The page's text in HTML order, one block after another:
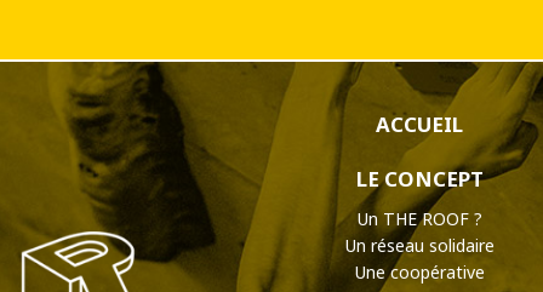
ACCUEIL
LE CONCEPT
Un THE ROOF ?
Un réseau solidaire
Une coopérative